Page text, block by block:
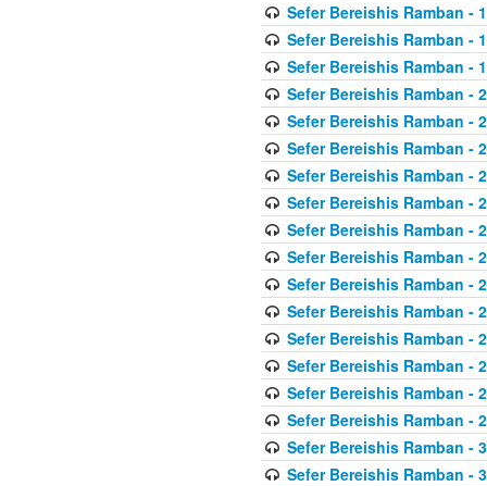
Sefer Bereishis Ramban -
Sefer Bereishis Ramban -
Sefer Bereishis Ramban -
Sefer Bereishis Ramban -
Sefer Bereishis Ramban -
Sefer Bereishis Ramban -
Sefer Bereishis Ramban -
Sefer Bereishis Ramban -
Sefer Bereishis Ramban -
Sefer Bereishis Ramban -
Sefer Bereishis Ramban -
Sefer Bereishis Ramban -
Sefer Bereishis Ramban -
Sefer Bereishis Ramban -
Sefer Bereishis Ramban -
Sefer Bereishis Ramban -
Sefer Bereishis Ramban -
Sefer Bereishis Ramban -